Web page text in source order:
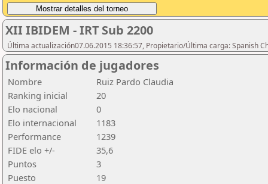
XII IBIDEM - IRT Sub 2200
Última actualización07.06.2015 18:36:57, Propietario/Última carga: Spanish
Información de jugadores
Nombre
Ruiz Pardo Claudia
Ranking inicial
20
Elo nacional
0
Elo internacional
1183
Performance
1239
FIDE elo +/-
35,6
Puntos
3
Puesto
19